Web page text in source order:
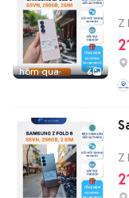
hôm qua 6
Z
Z